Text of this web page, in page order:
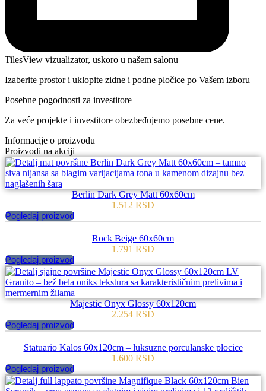
TilesView vizualizator, uskoro u našem salonu
Izaberite prostor i uklopite zidne i podne pločice po Vašem izboru
Posebne pogodnosti za investitore
Za veće projekte i investitore obezbeđujemo posebne cene.
Informacije o proizvodu
Proizvodi na akciji
Berlin Dark Grey Matt 60x60cm
1.512 RSD
Pogledaj proizvod
Rock Beige 60x60cm
1.791 RSD
Pogledaj proizvod
Majestic Onyx Glossy 60x120cm
2.254 RSD
Pogledaj proizvod
Statuario Kalos 60x120cm – luksuzne porculanske plocice
1.600 RSD
Pogledaj proizvod